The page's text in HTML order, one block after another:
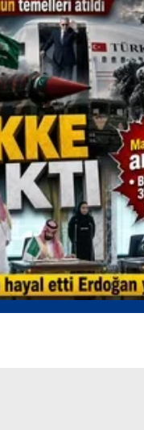
sunabilmek için
ve üçüncü kişilere ait
çerezler vasıtasıyla
olup gerekli olan
sunulması amacıyla
çerezler, sitemizin
ve sizlere
yapılması,
dahilinde
aşağıda yer
Çerezlere ilişkin
tıklayabilir,Çerez